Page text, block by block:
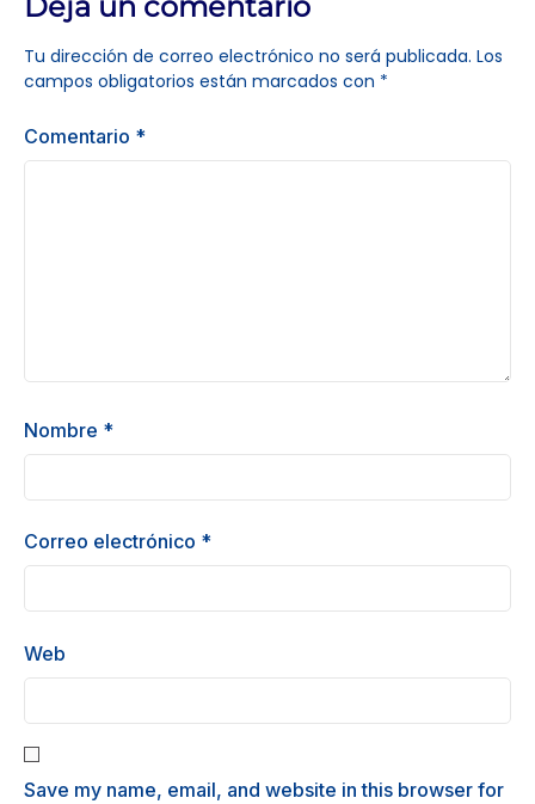
Deja un comentario
Tu dirección de correo electrónico no será publicada. Los
campos obligatorios están marcados con *
Comentario *
Nombre *
Correo electrónico *
Web
Save my name, email, and website in this browser for